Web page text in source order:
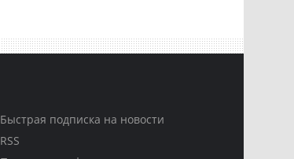
Быстрая подписка на новости
RSS